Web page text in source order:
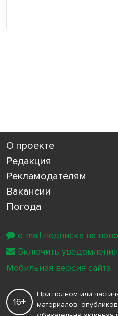
О проекте
Редакция
Рекламодателям
Вакансии
Погода
16+
При полном или
материалов,
e-mail подписка на
Включить уведомления
Мобильная версия сайта